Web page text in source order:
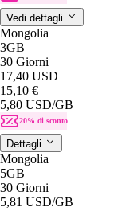
Vedi dettagli
Mongolia
3GB
30 Giorni
17,40 USD
15,10 €
5,80 USD/GB
20% di sconto
Dettagli
Mongolia
5GB
30 Giorni
5,81 USD/GB